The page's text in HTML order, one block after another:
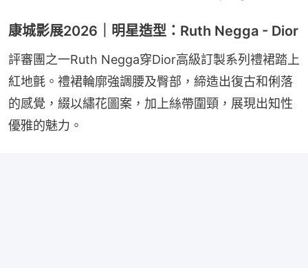
康城影展2026｜明星造型：Ruth Negga - Dior
評審團之一Ruth Negga穿Dior高級訂製系列禮裙踏上
紅地氈。禮裙輪廓強調腰及臀部，締造出復古和俐落
的感覺，綴以繡花圖案，加上絲帶圍頸，展現出知性
優雅的魅力。